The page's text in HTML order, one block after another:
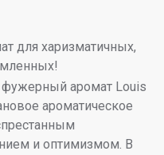
для харизматичных,
фужерный аромат Louis
ароматическое
и оптимизмом. В